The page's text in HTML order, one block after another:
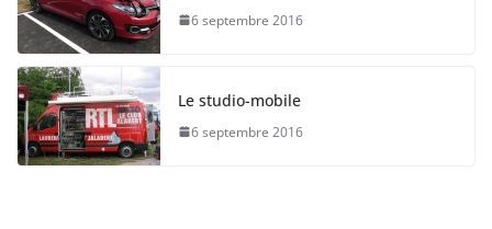
6 septembre 2016
Le studio-mobile
6 septembre 2016